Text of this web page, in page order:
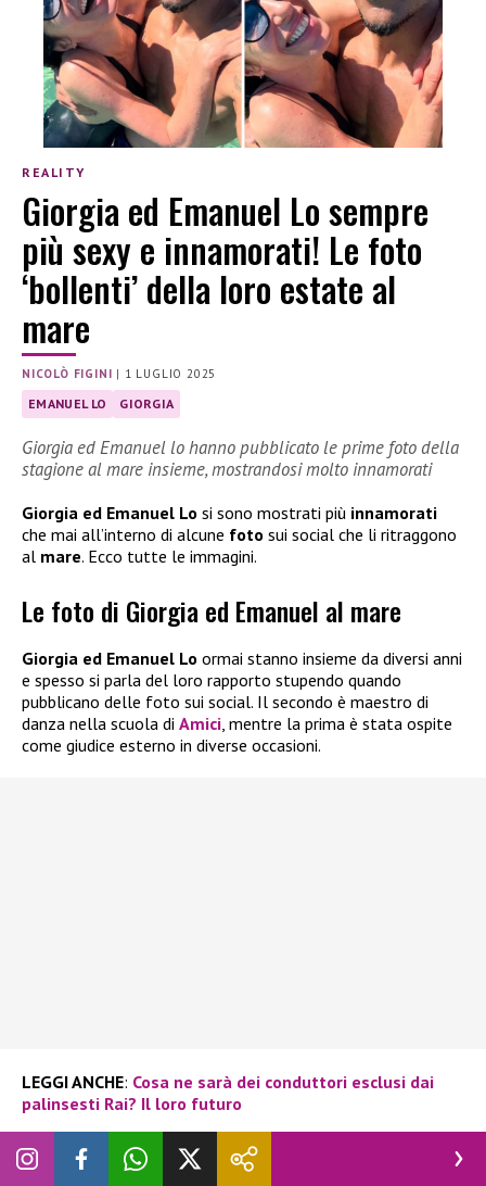
REALITY
Giorgia ed Emanuel Lo sempre
più sexy e innamorati! Le foto
‘bollenti’ della loro estate al
mare
NICOLÒ FIGINI | 1 LUGLIO 2025
EMANUEL LO GIORGIA
Giorgia ed Emanuel lo hanno pubblicato le prime foto della
stagione al mare insieme, mostrandosi molto innamorati
Giorgia ed Emanuel Lo si sono mostrati più innamorati
che mai all’interno di alcune foto sui social che li ritraggono
al mare. Ecco tutte le immagini.
Le foto di Giorgia ed Emanuel al mare
Giorgia ed Emanuel Lo ormai stanno insieme da diversi anni
e spesso si parla del loro rapporto stupendo quando
pubblicano delle foto sui social. Il secondo è maestro di
danza nella scuola di Amici, mentre la prima è stata ospite
come giudice esterno in diverse occasioni.
LEGGI ANCHE: Cosa ne sarà dei conduttori esclusi dai
palinsesti Rai? Il loro futuro
Non è mai mancato uno scambio ricco di tenerezza tra loro
nel programma di Canale 5, che fosse una frase o un gesto